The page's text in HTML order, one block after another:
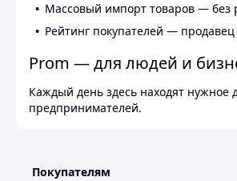
Массовый импорт товаров — без
Рейтинг покупателей —
Prom — для людей и
Каждый день здесь находят
предпринимателей.
Покупателям